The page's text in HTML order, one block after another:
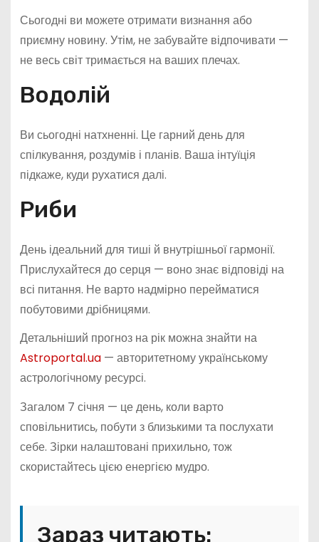
Сьогодні ви можете отримати визнання або
приємну новину. Утім, не забувайте відпочивати —
не весь світ тримається на ваших плечах.
Водолій
Ви сьогодні натхненні. Це гарний день для
спілкування, роздумів і планів. Ваша інтуїція
підкаже, куди рухатися далі.
Риби
День ідеальний для тиші й внутрішньої гармонії.
Прислухайтеся до серця — воно знає відповіді на
всі питання. Не варто надмірно перейматися
побутовими дрібницями.
Детальніший прогноз на рік можна знайти на
Astroportal.ua— авторитетному українському
астрологічному ресурсі.
Загалом 7 січня — це день, коли варто
сповільнитись, побути з близькими та послухати
себе. Зірки налаштовані прихильно, тож
скористайтесь цією енергією мудро.
Зараз читають: